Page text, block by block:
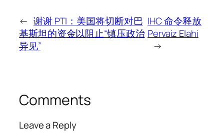
← 谢谢 PTI：美国将切断对巴
基斯坦的资金以阻止“镇压政治
异见”
IHC 命令释放
Pervaiz Elahi
→
Comments
Leave a Reply